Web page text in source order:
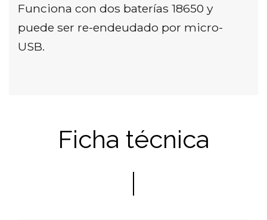
Funciona con dos baterías 18650 y
puede ser re-endeudado por micro-
USB.
Ficha técnica